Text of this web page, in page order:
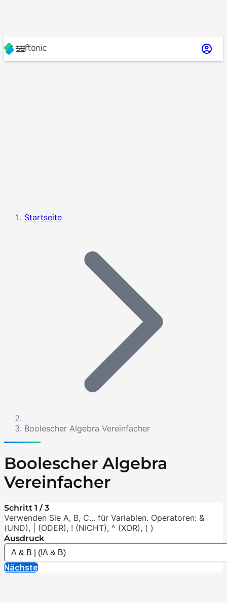
Startseite
Boolescher Algebra Vereinfacher
Boolescher Algebra
Vereinfacher
Schritt 1 / 3
Verwenden Sie A, B, C... für Variablen. Operatoren: &
(UND), | (ODER), ! (NICHT), ^ (XOR), ( )
Ausdruck
Nächste